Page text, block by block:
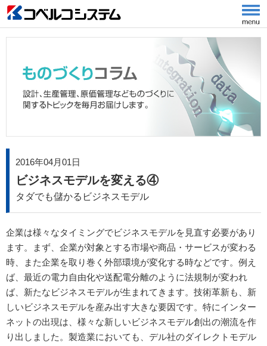
2016年04月01日
ビジネスモデルを変える④
タダでも儲かるビジネスモデル
企業は様々なタイミングでビジネスモデルを見直す必要があり
ます。まず、企業が対象とする市場や商品・サービスが変わる
時、また企業を取り巻く外部環境が変化する時などです。例え
ば、最近の電力自由化や送配電分離のように法規制が変われ
ば、新たなビジネスモデルが生まれてきます。技術革新も、新
しいビジネスモデルを産み出す大きな要因です。特にインター
ネットの出現は、様々な新しいビジネスモデル創出の潮流を作
り出しました。製造業においても、デル社のダイレクトモデル